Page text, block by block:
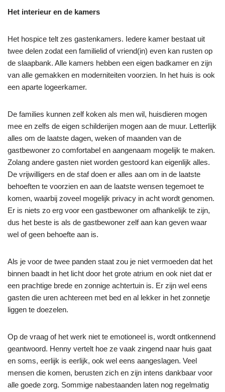
Het interieur en de kamers
Het hospice telt zes gastenkamers. Iedere kamer bestaat uit
twee delen zodat een familielid of vriend(in) even kan rusten op
de slaapbank. Alle kamers hebben een eigen badkamer en zijn
van alle gemakken en moderniteiten voorzien. In het huis is ook
een aparte logeerkamer.
De families kunnen zelf koken als men wil, huisdieren mogen
mee en zelfs de eigen schilderijen mogen aan de muur. Letterlijk
alles om de laatste dagen, weken of maanden van de
gastbewoner zo comfortabel en aangenaam mogelijk te maken.
Zolang andere gasten niet worden gestoord kan eigenlijk alles.
De vrijwilligers en de staf doen er alles aan om in de laatste
behoeften te voorzien en aan de laatste wensen tegemoet te
komen, waarbij zoveel mogelijk privacy in acht wordt genomen.
Er is niets zo erg voor een gastbewoner om afhankelijk te zijn,
dus het beste is als de gastbewoner zelf aan kan geven waar
wel of geen behoefte aan is.
Als je voor de twee panden staat zou je niet vermoeden dat het
binnen baadt in het licht door het grote atrium en ook niet dat er
een prachtige brede en zonnige achtertuin is. Er zijn wel eens
gasten die uren achtereen met bed en al lekker in het zonnetje
liggen te doezelen.
Op de vraag of het werk niet te emotioneel is, wordt ontkennend
geantwoord. Henny vertelt hoe ze vaak zingend naar huis gaat
en soms, eerlijk is eerlijk, ook wel eens aangeslagen. Veel
mensen die komen, berusten zich en zijn intens dankbaar voor
alle goede zorg. Sommige nabestaanden laten nog regelmatig